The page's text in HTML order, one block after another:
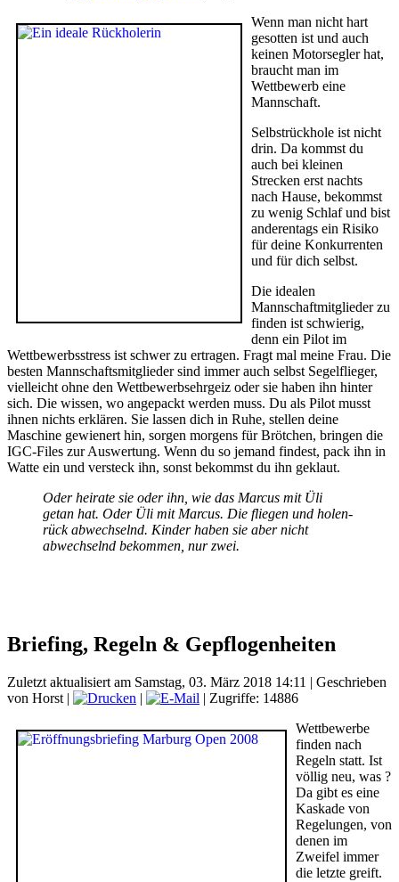
Wenn man nicht hart
gesotten ist und auch
keinen Motorsegler hat,
braucht man im
Wettbewerb eine
Mannschaft.
Selbstrückhole ist nicht
drin. Da kommst du
auch bei kleinen
Strecken erst nachts
nach Hause, bekommst
zu wenig Schlaf und bist
anderentags ein Risiko
für deine Konkurrenten
und für dich selbst.
Die idealen
Mannschaftmitglieder zu
finden ist schwierig,
denn ein Pilot im
Wettbewerbsstress ist schwer zu ertragen. Fragt mal meine Frau. Die
besten Mannschaftsmitglieder sind immer auch selbst Segelflieger,
vielleicht ohne den Wettbewerbsehrgeiz oder sie haben ihn hinter
sich. Die wissen, wo angepackt werden muss. Du als Pilot musst
ihnen nichts erklären. Sie lassen dich in Ruhe, stellen deine
Maschine gewienert hin, sorgen morgens für Brötchen, bringen die
IGC-Files zur Auswertung. Wenn du so jemand findest, pack ihn in
Watte ein und versteck ihn, sonst bekommst du ihn geklaut.
Oder heirate sie oder ihn, wie das Marcus mit Üli
getan hat. Oder Üli mit Marcus. Die fliegen und holen-
rück abwechselnd. Kinder haben sie aber nicht
abwechselnd bekommen, nur zwei.
Briefing, Regeln & Gepflogenheiten
Zuletzt aktualisiert am Samstag, 03. März 2018 14:11 | Geschrieben
von Horst | |
| Zugriffe: 14886
Wettbewerbe
finden nach
Regeln statt. Ist
völlig neu, was ?
Da gibt es eine
Kaskade von
Regelungen, von
denen im
Zweifel immer
die letzte greift.